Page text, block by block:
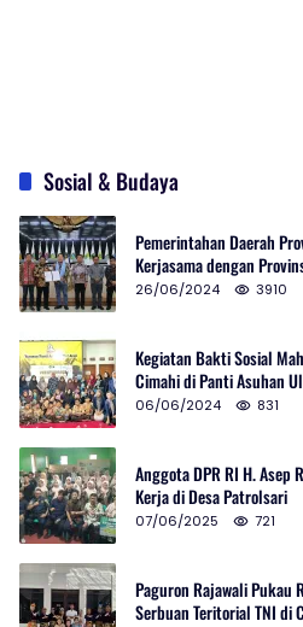
Sosial & Budaya
Pemerintahan Daerah
Kerjasama dengan
Selatan
26/06/2024 3910
Kegiatan Bakti Sosial
Cimahi di Panti Asuhan
06/06/2024 831
Anggota DPR RI H. Asep
Kerja di Desa Patrolsari
07/06/2025 721
Paguron Rajawali Pukau
Serbuan Teritorial TNI di